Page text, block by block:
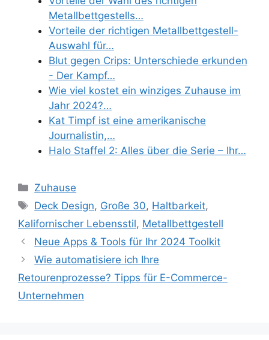
Metallbettgestells…
Vorteile der richtigen Metallbettgestell-
Auswahl für…
Blut gegen Crips: Unterschiede erkunden
- Der Kampf…
Wie viel kostet ein winziges Zuhause im
Jahr 2024?…
Kat Timpf ist eine amerikanische
Journalistin,…
Halo Staffel 2: Alles über die Serie – Ihr…
Categories
Zuhause
Tags
Deck Design, Große 30, Haltbarkeit,
Kalifornischer Lebensstil, Metallbettgestell
Neue Apps & Tools für Ihr 2024 Toolkit
Wie automatisiere ich Ihre
Retourenprozesse? Tipps für E-Commerce-
Unternehmen